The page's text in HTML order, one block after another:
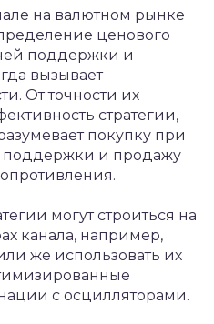
на валютном рынке
ценового
поддержки и
вызывает
От точности их
стратегии,
покупку при
поддержки и продажу
могут строиться на
канала, например,
же использовать их
с осцилляторами.